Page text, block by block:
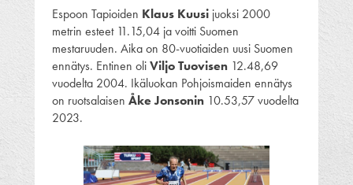
Espoon Tapioiden Klaus Kuusi juoksi 2000
metrin esteet 11.15,04 ja voitti Suomen
mestaruuden. Aika on 80-vuotiaiden uusi Suomen
ennätys. Entinen oliViljo Tuovisen 12.48,69
vuodelta 2004. Ikäluokan Pohjoismaiden ennätys
on ruotsalaisen Åke Jonsonin 10.53,57 vuodelta
2023.